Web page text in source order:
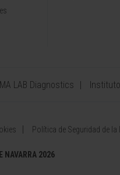
LAB Diagnostics
Política de Seguridad de
NAVARRA 2026